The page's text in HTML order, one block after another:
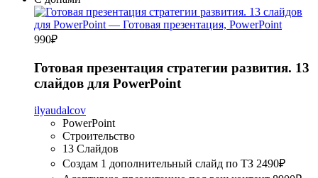
990₽
Готовая презентация стратегии развития. 13
слайдов для PowerPoint
ilyaudalcov
PowerPoint
Строительство
13 Слайдов
Создам 1 дополнительный слайд по ТЗ 2490₽